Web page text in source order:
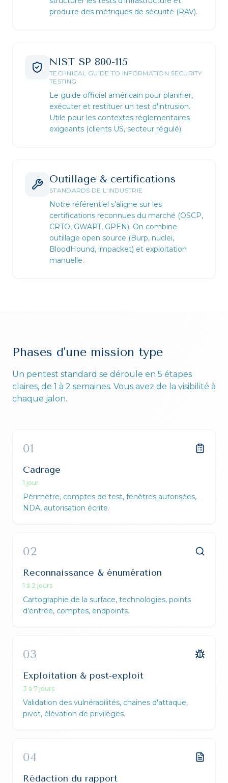
produire des métriques de sécurité (RAV).
NIST SP 800-115
TECHNICAL GUIDE TO INFORMATION SECURITY
TESTING
Le guide officiel américain pour planifier,
exécuter et restituer un test d'intrusion.
Utile pour les contextes réglementaires
exigeants (clients US, secteur régulé).
Outillage & certifications
STANDARDS DE L'INDUSTRIE
Notre référentiel s'aligne sur les
certifications reconnues du marché (OSCP,
CRTO, GWAPT, GPEN). On combine
outillage open source (Burp, nuclei,
BloodHound, impacket) et exploitation
manuelle.
Phases d'une mission type
Un pentest standard se déroule en 5 étapes
claires, de 1 à 2 semaines. Vous avez de la visibilité à
chaque jalon.
01
Cadrage
1 jour
Périmètre, comptes de test, fenêtres autorisées,
NDA, autorisation écrite.
02
Reconnaissance & énumération
1 à 2 jours
Cartographie de la surface, technologies, points
d'entrée, comptes, endpoints.
03
Exploitation & post-exploit
3 à 7 jours
Validation des vulnérabilités, chaînes d'attaque,
pivot, élévation de privilèges.
04
Rédaction du rapport